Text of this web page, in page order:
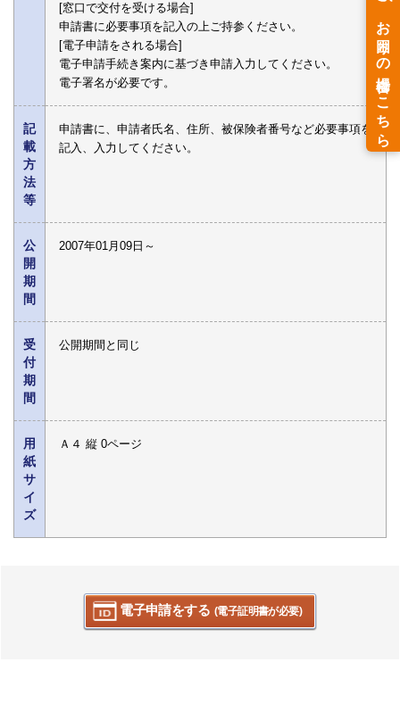
[窓口で交付を受ける場合]
申請書に必要事項を記入の上ご持参ください。
[電子申請をされる場合]
電子申請手続き案内に基づき申請入力してください。
電子署名が必要です。
記
載
方
法
等
申請書に、申請者氏名、住所、被保険者番号など必要事項を
記入、入力してください。
公
開
期
間
2007年01月09日～
受
付
期
間
公開期間と同じ
用
紙
サ
イ
ズ
Ａ４ 縦 0ページ
電子申請をする (電子証明書が必要)